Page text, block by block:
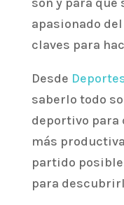
apasionado
claves para
Desde
saberlo todo
deportivo para
más
partido
para